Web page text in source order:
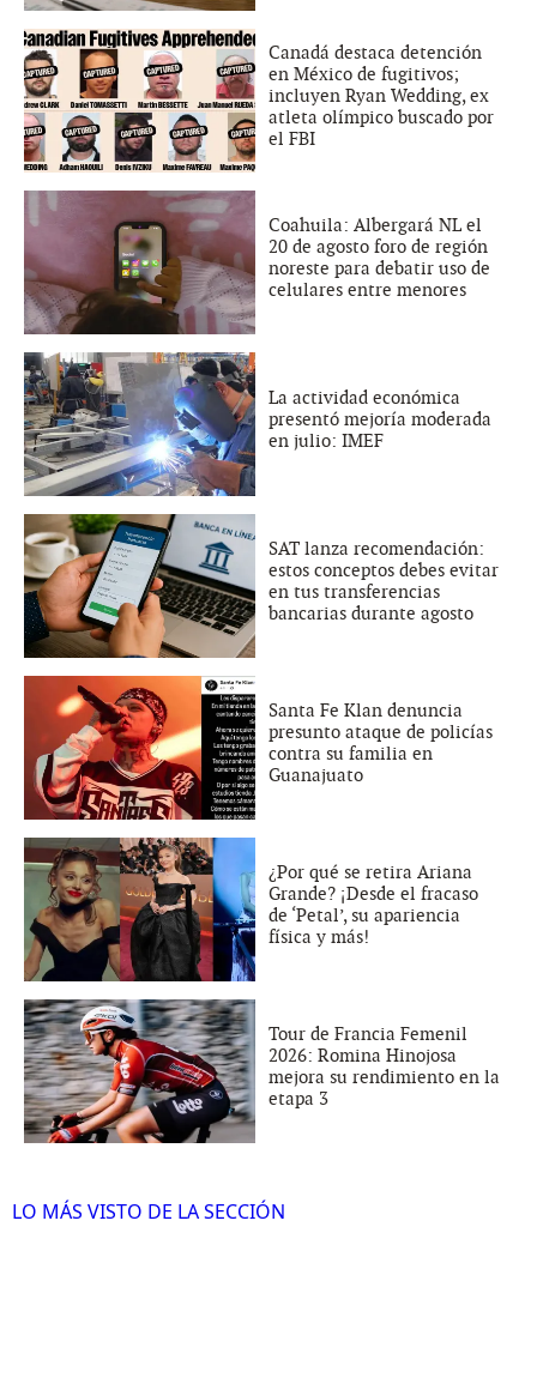
Canadá destaca detención
en México de fugitivos;
incluyen Ryan Wedding, ex
atleta olímpico buscado por
el FBI
Coahuila: Albergará NL el
20 de agosto foro de región
noreste para debatir uso de
celulares entre menores
La actividad económica
presentó mejoría moderada
en julio: IMEF
SAT lanza recomendación:
estos conceptos debes evitar
en tus transferencias
bancarias durante agosto
Santa Fe Klan denuncia
presunto ataque de policías
contra su familia en
Guanajuato
¿Por qué se retira Ariana
Grande? ¡Desde el fracaso
de ‘Petal’, su apariencia
física y más!
Tour de Francia Femenil
2026: Romina Hinojosa
mejora su rendimiento en la
etapa 3
LO MÁS VISTO DE LA SECCIÓN